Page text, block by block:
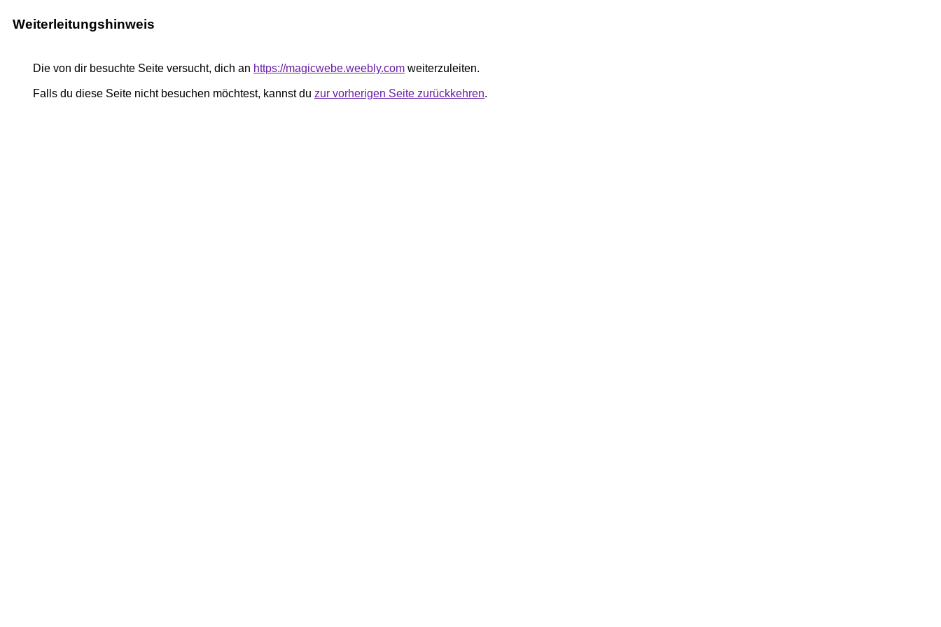
Weiterleitungshinweis
Die von dir besuchte Seite versucht, dich an https://magicwebe.weebly.com weiterzuleiten.
Falls du diese Seite nicht besuchen möchtest, kannst du zur vorherigen Seite zurückkehren.